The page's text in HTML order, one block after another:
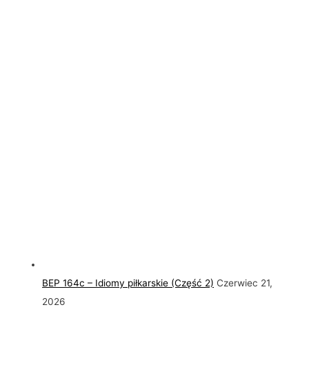
BEP 164c – Idiomy piłkarskie (Część 2) Czerwiec 21,
2026